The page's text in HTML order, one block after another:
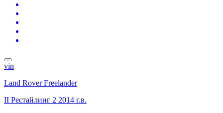
vin
Land Rover Freelander
II Рестайлинг 2 2014 г.в.